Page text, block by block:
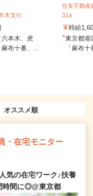
木支社
本木、虎
布十番、...
住友不動産
31a
時給
東京都港
「麻布
・在宅モニター
気の在宅ワーク♪扶養
時間に◎@東京都